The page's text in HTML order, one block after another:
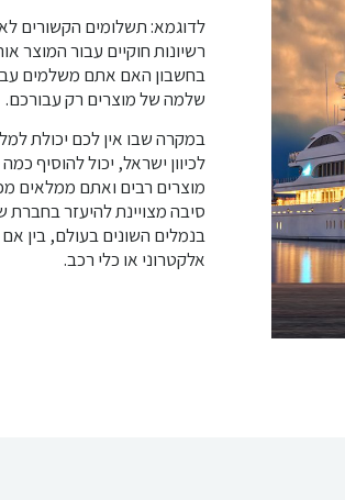
לדוגמא: תשלומים הקשורים
רשיונות חוקיים עבור המוצר
בחשבון האם אתם משלמים
שלמה של מוצרים רק עבורכם.
במקרה שבו אין לכם יכולת
לכיוון ישראל, יכול להוסיף
מוצרים רבים ואתם ממלאים
סיבה מצויינת להיעזר בחברת
בנמלים השונים בעולם, בין
אלקטרוני או כלי רכב.